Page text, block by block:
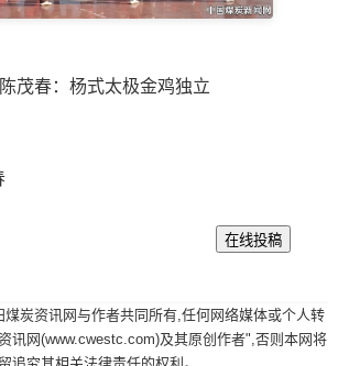
春：杨式太极金鸡独立
煤炭资讯网与作者共同所有,任何网络媒体或个人转
讯网(www.cwestc.com)及其原创作者",否则本网将